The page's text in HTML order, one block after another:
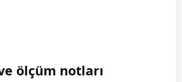
ölçüm notları